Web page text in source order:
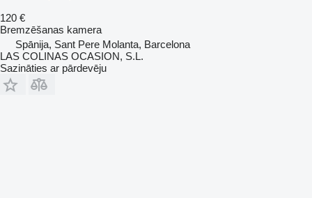
120 €
Bremzēšanas kamera
Spānija, Sant Pere Molanta, Barcelona
LAS COLINAS OCASION, S.L.
Sazināties ar pārdevēju